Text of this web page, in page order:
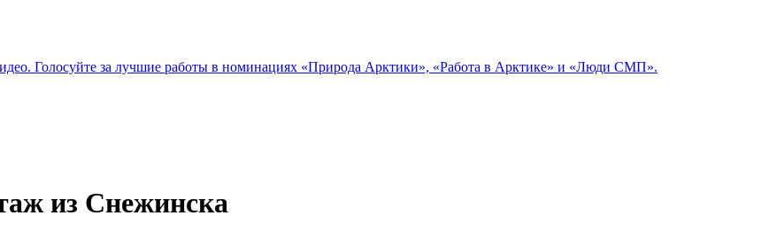
Голосуйте за лучшие работы в номинациях «Природа Арктики», «Работа в Арктике» и «Люди СМП».
из Снежинска